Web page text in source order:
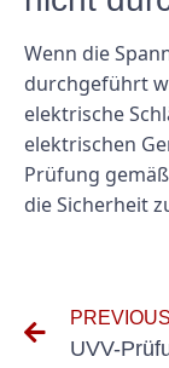
Wenn die
durchgeführt
elektrische
elektrischen
Prüfung
die Sicherheit
PREVIOUS